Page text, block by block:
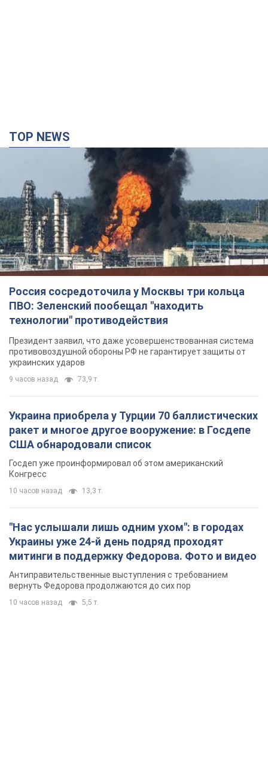
TOP NEWS
Россия сосредоточила у Москвы три кольца
ПВО: Зеленский пообещал "находить
технологии" противодействия
Президент заявил, что даже усовершенствованная система
противовоздушной обороны РФ не гарантирует защиты от
украинских ударов
9 часов назад 73,9 т.
Украина приобрела у Турции 70 баллистических
ракет и многое другое вооружение: в Госдепе
США обнародовали список
Госдеп уже проинформировал об этом американский
Конгресс
10 часов назад 13,3 т.
"Нас услышали лишь одним ухом": в городах
Украины уже 24-й день подряд проходят
митинги в поддержку Федорова. Фото и видео
Антиправительственные выступления с требованием
вернуть Федорова продолжаются до сих пор
10 часов назад 5,5 т.